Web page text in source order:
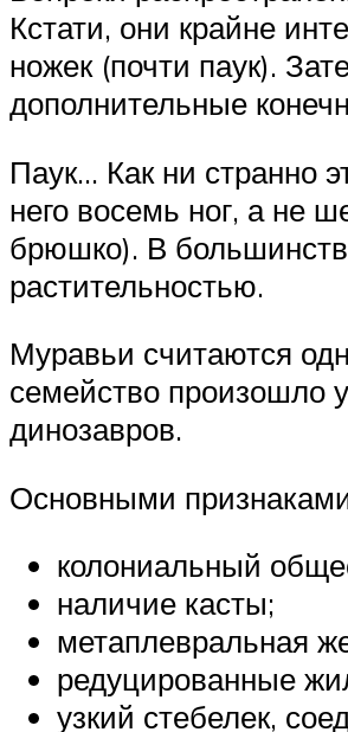
Кстати, они крайне
ножек (почти паук).
дополнительные
Паук… Как ни странно
него восемь ног, а не
брюшко). В
растительностью.
Муравьи считаются
семейство произошло
динозавров.
Основными
колониальный
наличие касты;
метаплевральная
редуцированные
узкий стебелек,